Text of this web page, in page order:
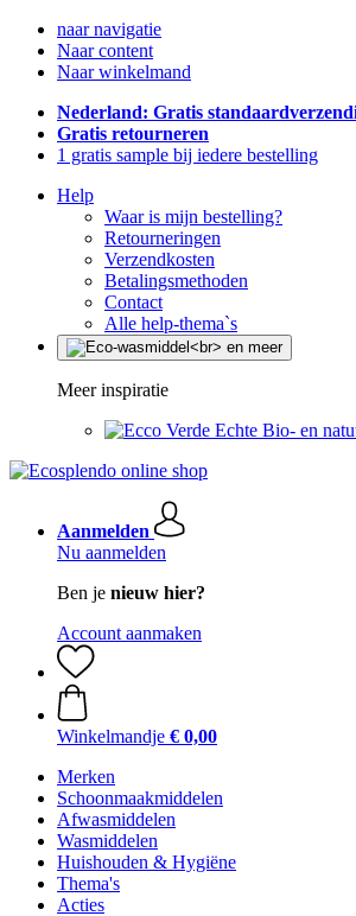
naar navigatie
Naar content
Naar winkelmand
Nederland: Gratis
Gratis retourneren
1 gratis sample bij iedere bestelling
Help
Waar is mijn bestelling?
Retourneringen
Verzendkosten
Betalingsmethoden
Contact
Alle help-thema`s
Meer inspiratie
Echte Bio- en
Aanmelden
Nu aanmelden
Ben je nieuw hier?
Account aanmaken
Winkelmandje € 0,00
Merken
Schoonmaakmiddelen
Afwasmiddelen
Wasmiddelen
Huishouden & Hygiëne
Thema's
Acties